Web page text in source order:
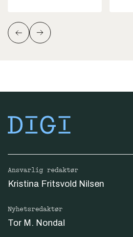
Ansvarlig redaktør
Kristina Fritsvold Nilsen
Nyhetsredaktør
Tor M. Nondal